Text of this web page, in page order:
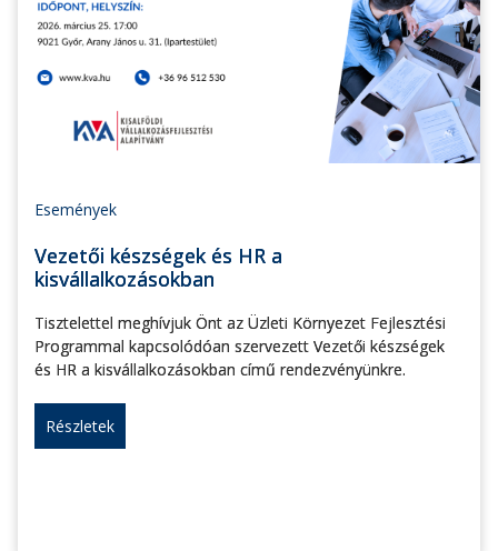
Események
Vezetői készségek és HR a
kisvállalkozásokban
Tisztelettel meghívjuk Önt az Üzleti Környezet Fejlesztési
Programmal kapcsolódóan szervezett Vezetői készségek
és HR a kisvállalkozásokban című rendezvényünkre.
Részletek